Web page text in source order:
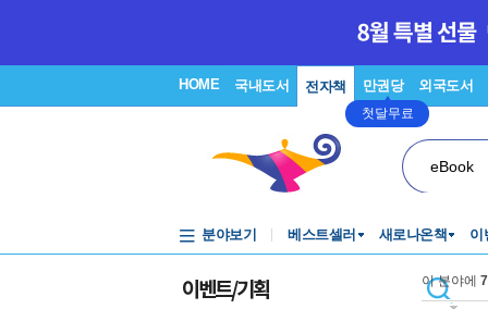
HOME 국내도서 전자책 만권당
첫달무료
외국도서
eBook
분야보기 베스트셀러 새로나온책 이
이벤트/기획 이 분야에 7